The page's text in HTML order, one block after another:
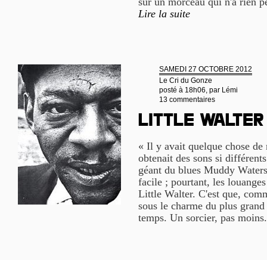
Lire la suite
SAMEDI 27 OCTOBRE 2012
Le Cri du Gonze
posté à 18h06, par Lémi
13 commentaires
Little Walter
« Il y avait quelque chose
obtenait des sons si
géant du blues Muddy
facile ; pourtant, les
Little Walter. C'est que,
sous le charme du plus
temps. Un sorcier, pas